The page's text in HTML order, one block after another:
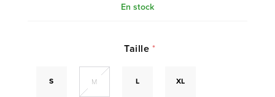
En stock
Taille *
S M L XL